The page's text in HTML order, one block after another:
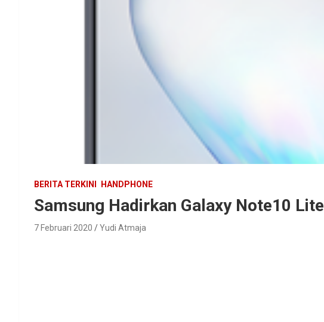
BERITA TERKINI HANDPHONE
Samsung Hadirkan Galaxy Note10 Lite
7 Februari 2020 Yudi Atmaja